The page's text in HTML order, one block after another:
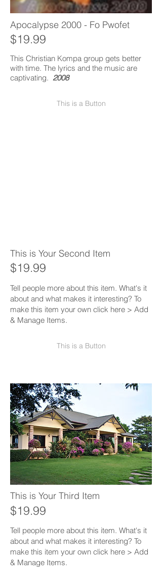
Apocalypse 2000 - Fo Pwofet
$19.99
This Christian Kompa group gets better
with time. The lyrics and the music are
captivating. 2008
This is a Button
This is Your Second Item
$19.99
Tell people more about this item. What's it
about and what makes it interesting? To
make this item your own click here > Add
& Manage Items.
This is a Button
This is Your Third Item
$19.99
Tell people more about this item. What's it
about and what makes it interesting? To
make this item your own click here > Add
& Manage Items.